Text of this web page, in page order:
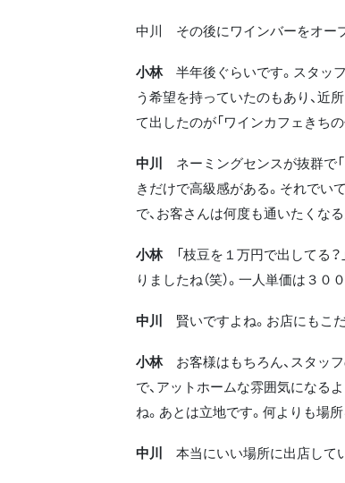
中川 その後にワインバーをオー
小林半年後ぐらいです。スタッ
う希望を持っていたのもあり、近
て出したのが「ワインカフェきちの
中川 ネーミングセンスが抜群で
きだけで高級感がある。それでい
で、お客さんは何度も通いたくなる
小林「枝豆を１万円で出してる？
りましたね（笑）。一人単価は３０
中川 賢いですよね。お店にもこ
小林お客様はもちろん、スタッ
で、アットホームな雰囲気になる
ね。あとは立地です。何よりも場
中川 本当にいい場所に出店して